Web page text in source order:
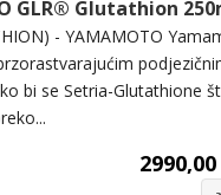
GLR® Glutathion
- YAMAMOTO
bi se Setria-Glutathione